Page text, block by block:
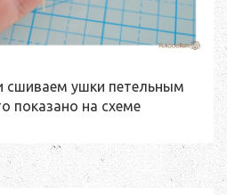
сшиваем ушки петельным
показано на схеме